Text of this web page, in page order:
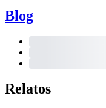
Blog
Relatos